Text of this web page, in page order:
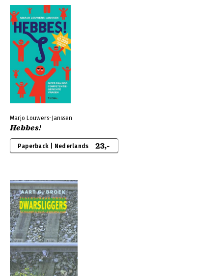
Marjo Louwers-Janssen
Hebbes!
Paperback | Nederlands 23,-